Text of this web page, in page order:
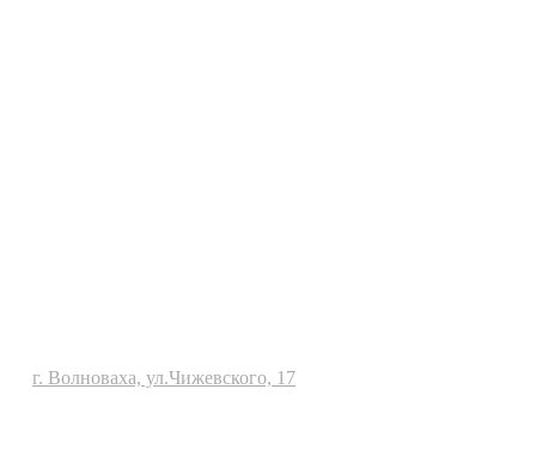
г. Волноваха, ул.Чижевского, 17